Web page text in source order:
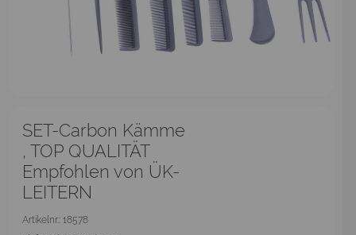
SET-Carbon Kämme
, TOP QUALITÄT
Empfohlen von ÜK-
LEITERN
Artikelnr.: 18578